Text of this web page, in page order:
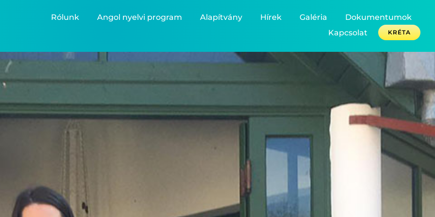
Rólunk Angol nyelvi program Alapítvány Hírek Galéria
Dokumentumok
Kapcsolat
KRÉTA